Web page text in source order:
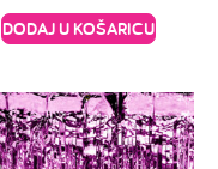
DODAJ U KOŠARICU